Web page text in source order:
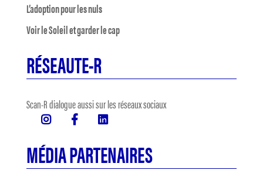
L’adoption pour les nuls
Voir le Soleil et garder le cap
RÉSEAUTE-R
Scan-R dialogue aussi sur les réseaux sociaux
MÉDIA PARTENAIRES